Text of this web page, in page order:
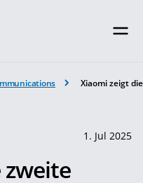
Xiaomi zeigt
1. Jul 2025